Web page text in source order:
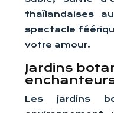
thaïlandaises
spectacle
votre amour.
Jardins
Les jardins